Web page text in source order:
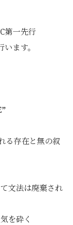
第一先行
ます。
”
る存在と無の叙
文法は廃棄され
を砕く